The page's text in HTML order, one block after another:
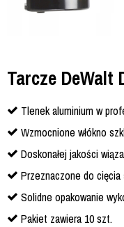
Tarcze DeWalt
Tlenek aluminium w
Wzmocnione włókno
Doskonałej jakości
Przeznaczone do
Solidne opakowanie
Pakiet zawiera 10 szt.